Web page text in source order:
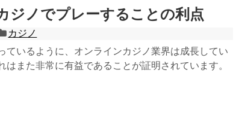
ジノでプレーすることの利点
カジノ
ているように、オンラインカジノ業界は成長してい
はまた非常に有益であることが証明されています。